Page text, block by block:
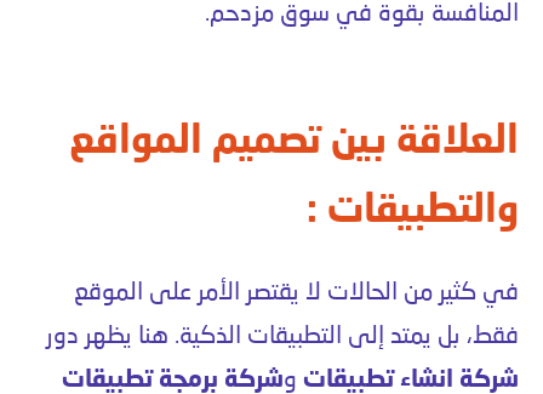
المنافسة بقوة في سوق مزدحم.
العلاقة بين تصميم المواقع
والتطبيقات :
في كثير من الحالات لا يقتصر الأمر على الموقع
فقط، بل يمتد إلى التطبيقات الذكية. هنا يظهر دور
شركة انشاء تطبيقات وشركة برمجة تطبيقات